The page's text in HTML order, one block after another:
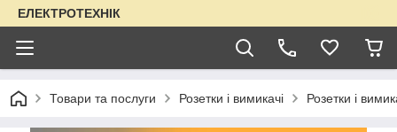
ЕЛЕКТРОТЕХНІК
Товари та послуги Розетки і вимикачі Розетки і